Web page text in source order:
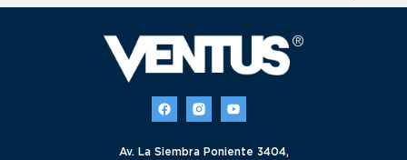
Av. La Siembra Poniente 3404,